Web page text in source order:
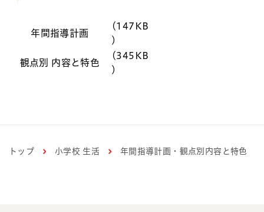
年間指導計画
(147KB
)
観点別 内容と特色
(345KB
)
トップ 小学校 生活 年間指導計画・観点別内容と特色